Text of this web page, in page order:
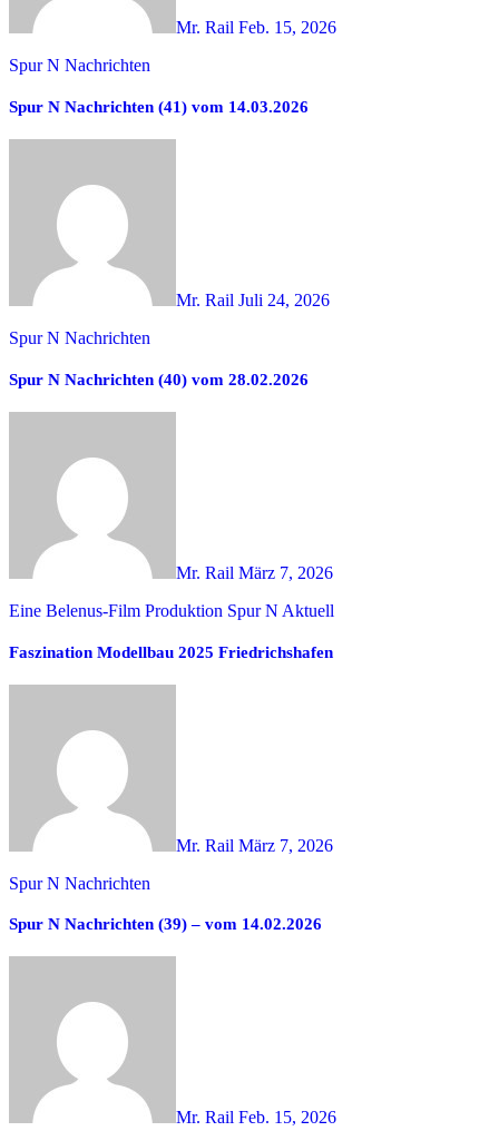
Mr. Rail Feb. 15, 2026
Spur N Nachrichten
Spur N Nachrichten (41) vom 14.03.2026
Mr. Rail Juli 24, 2026
Spur N Nachrichten
Spur N Nachrichten (40) vom 28.02.2026
Mr. Rail März 7, 2026
Eine Belenus-Film Produktion Spur N Aktuell
Faszination Modellbau 2025 Friedrichshafen
Mr. Rail März 7, 2026
Spur N Nachrichten
Spur N Nachrichten (39) – vom 14.02.2026
Mr. Rail Feb. 15, 2026